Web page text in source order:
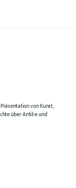
von Kunst,
über Antike und